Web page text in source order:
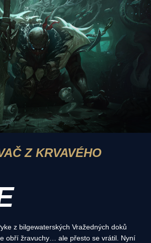
Z KRVAVÉHO
z bilgewaterských Vražedných doků
obří žravuchy… ale přesto se vrátil. Nyní